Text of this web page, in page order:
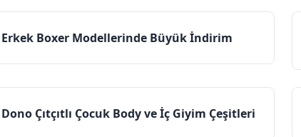
Erkek Boxer Modellerinde Büyük İndirim
Dono Çıtçıtlı Çocuk Body ve İç Giyim Çeşitleri